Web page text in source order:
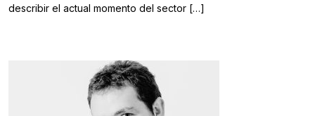
describir el actual momento del sector […]